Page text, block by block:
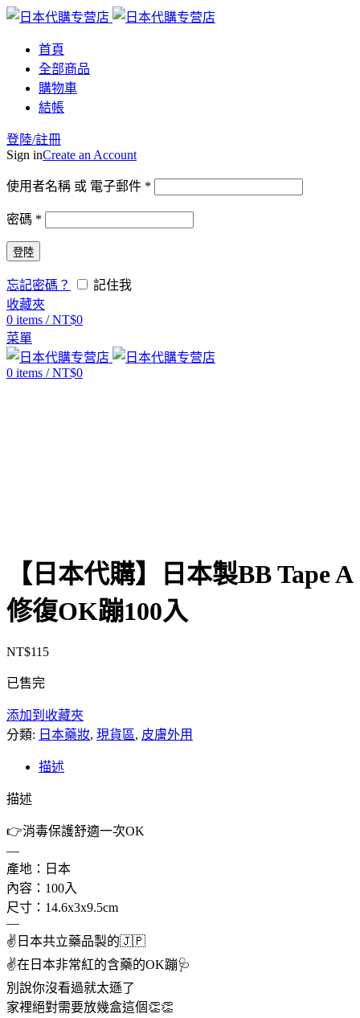
首頁
全部商品
購物車
結帳
登陸/註冊
Sign inCreate an Account
使用者名稱 或 電子郵件 *
密碼 *
登陸
忘記密碼？
記住我
收藏夾
0 items / NT$0
菜單
0 items / NT$0
【日本代購】日本製BB Tape A
修復OK蹦100入
NT$115
已售完
添加到收藏夾
分類: 日本藥妝, 現貨區, 皮膚外用
描述
描述
👉消毒保護舒適一次OK
—
產地：日本
內容：100入
尺寸：14.6x3x9.5cm
—
✌️日本共立藥品製的🇯🇵
✌️在日本非常紅的含藥的OK蹦🩺
別說你沒看過就太遜了
家裡絕對需要放幾盒這個👏👏